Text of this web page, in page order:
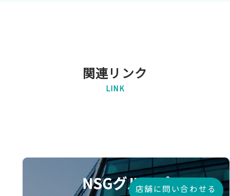
関連リンク
LINK
店舗に問い合わせる